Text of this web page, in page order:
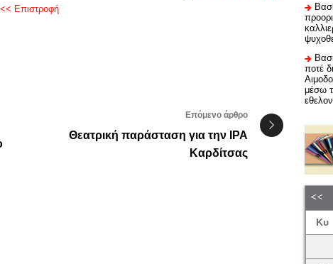
<< Επιστροφή
Επόμενο άρθρο
Θεατρική παράσταση για την ΙΡΑ
Καρδίτσας
ποτέ
μέσω
Κυ